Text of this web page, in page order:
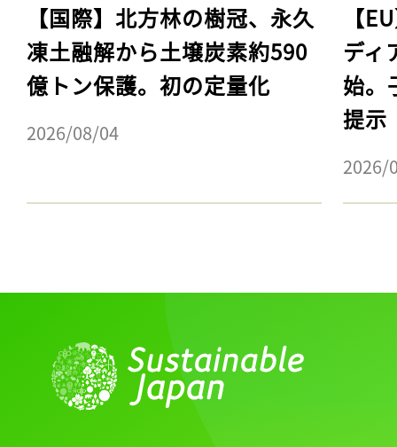
【国際】北方林の樹冠、永久
凍土融解から土壌炭素約590
億トン保護。初の定量化
2026/08/04
【
ディ
始。
提示
2026/